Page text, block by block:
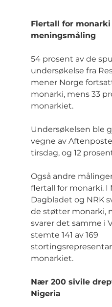
Flertall for
meningsmåling
54 prosent av de
undersøkelse fra
mener Norge
monarki, mens 33
monarkiet.
Undersøkelsen ble
vegne av
tirsdag, og 12
Også andre
flertall for monarki. I
Dagbladet og NRK
de støtter monarki,
svarer det samme i
stemte 141 av 169
monarkiet.
Nær 200 sivile
Nigeria